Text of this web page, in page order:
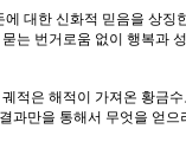
대한 신화적 믿음을 상징
는 번거로움 없이 행복과
적은 해적이 가져온 황금
과만을 통해서 무엇을 얻